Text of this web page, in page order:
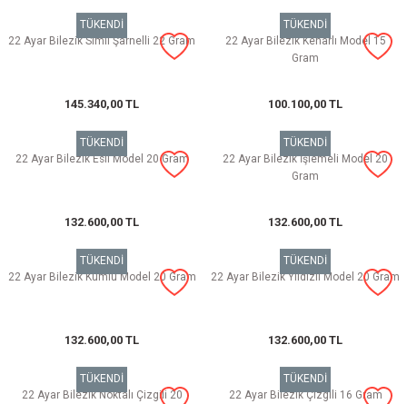
TÜKENDİ
22 Ayar Bilezik Simli Şarnelli 22 Gram
145.340,00 TL
TÜKENDİ
22 Ayar Bilezik Kenarlı Model 15
Gram
100.100,00 TL
TÜKENDİ
22 Ayar Bilezik Esli Model 20 Gram
132.600,00 TL
TÜKENDİ
22 Ayar Bilezik İşlemeli Model 20
Gram
132.600,00 TL
TÜKENDİ
22 Ayar Bilezik Kumlu Model 20 Gram
132.600,00 TL
TÜKENDİ
22 Ayar Bilezik Yıldızlı Model 20 Gram
132.600,00 TL
TÜKENDİ
22 Ayar Bilezik Noktalı Çizgili 20
TÜKENDİ
22 Ayar Bilezik Çizgili 16 Gram